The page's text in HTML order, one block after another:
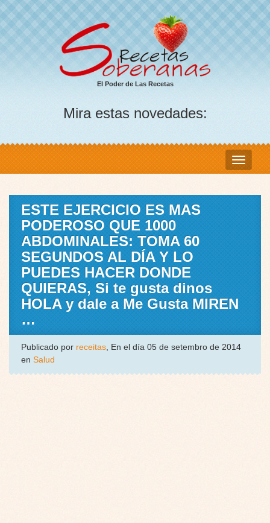
El Poder de Las Recetas
Mira estas novedades:
ESTE EJERCICIO ES MAS
PODEROSO QUE 1000
ABDOMINALES: TOMA 60
SEGUNDOS AL DÍA Y LO
PUEDES HACER DONDE
QUIERAS, Si te gusta dinos
HOLA y dale a Me Gusta MIREN
…
Publicado por receitas, En el día 05 de setembro de 2014
en Salud